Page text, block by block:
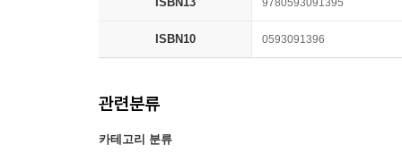
9780593091395
ISBN10 0593091396
관련분류
카테고리 분류